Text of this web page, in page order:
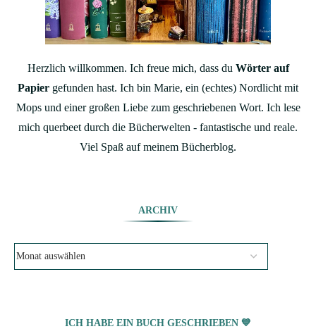
Herzlich willkommen. Ich freue mich, dass du Wörter auf
Papier gefunden hast. Ich bin Marie, ein (echtes) Nordlicht mit
Mops und einer großen Liebe zum geschriebenen Wort. Ich lese
mich querbeet durch die Bücherwelten - fantastische und reale.
Viel Spaß auf meinem Bücherblog.
ARCHIV
ICH HABE EIN BUCH GESCHRIEBEN 💙